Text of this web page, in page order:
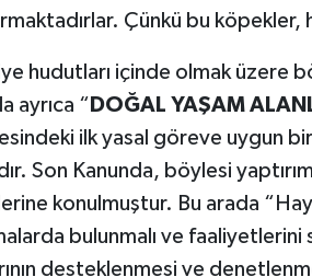
Çünkü bu köpekler,
hudutları içinde olmak üzere
ayrıca “ DOĞAL YAŞAM
ilk yasal göreve uygun
Son Kanunda, böylesi
konulmuştur. Bu arada
bulunmalı ve faaliyetlerini
desteklenmesi ve